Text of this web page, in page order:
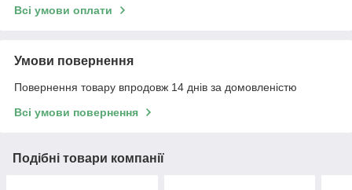
Всі умови оплати
Умови повернення
Повернення товару впродовж 14 днів за домовленістю
Всі умови повернення
Подібні товари компанії